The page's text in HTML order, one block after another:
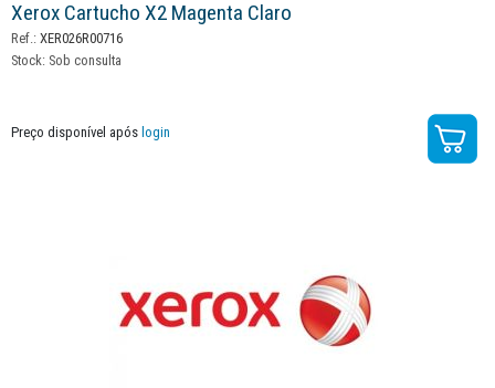
Xerox Cartucho X2 Magenta Claro
Ref.: XER026R00716
Stock: Sob consulta
Preço disponível após login